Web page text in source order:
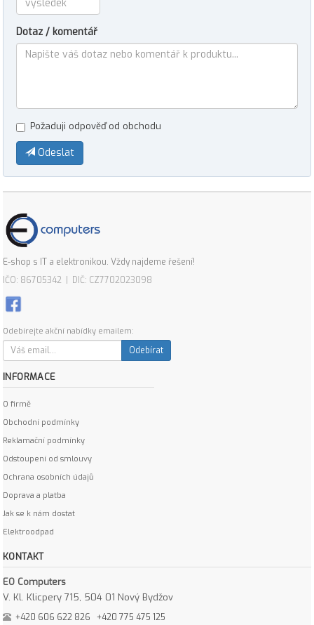
Dotaz / komentář
Požaduji odpověď od obchodu
Odeslat
E-shop s IT a elektronikou. Vždy najdeme řešení!
IČO: 86705342 | DIČ: CZ7702023098
Odebírejte akční nabídky emailem:
Odebírat
INFORMACE
O firmě
Obchodní podmínky
Reklamační podmínky
Odstoupení od smlouvy
Ochrana osobních údajů
Doprava a platba
Jak se k nám dostat
Elektroodpad
KONTAKT
EO Computers
V. Kl. Klicpery 715, 504 01 Nový Bydžov
+420 606 622 826 +420 775 475 125